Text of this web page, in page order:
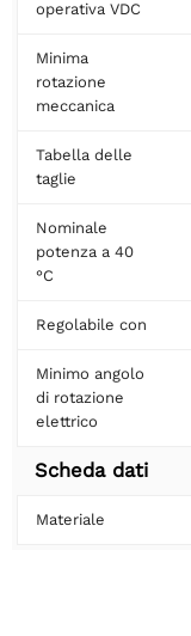
operativa VDC
Minima
rotazione
meccanica
Tabella delle
taglie
Nominale
potenza a 40
°C
Regolabile con
Minimo angolo
di rotazione
elettrico
Scheda dati
Materiale